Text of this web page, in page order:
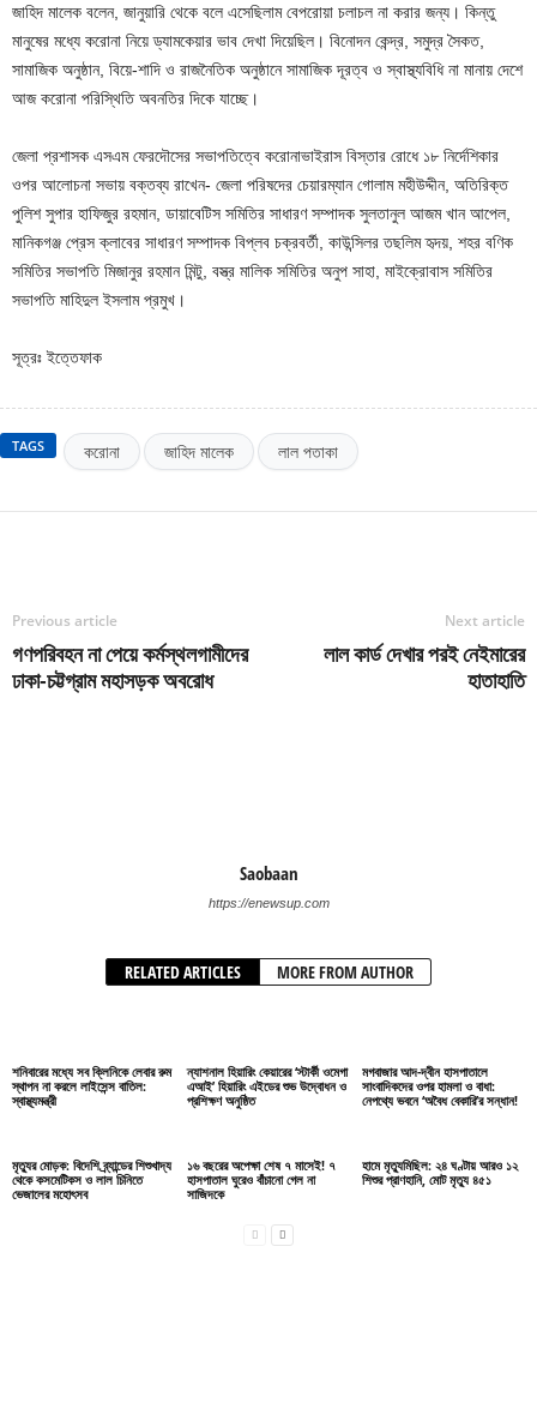
জাহিদ মালেক বলেন, জানুয়ারি থেকে বলে এসেছিলাম বেপরোয়া চলাচল না করার জন্য। কিন্তু
মানুষের মধ্যে করোনা নিয়ে ড্যামকেয়ার ভাব দেখা দিয়েছিল। বিনোদন কেন্দ্র, সমুদ্র সৈকত,
সামাজিক অনুষ্ঠান, বিয়ে-শাদি ও রাজনৈতিক অনুষ্ঠানে সামাজিক দূরত্ব ও স্বাস্থ্যবিধি না মানায় দেশে
আজ করোনা পরিস্থিতি অবনতির দিকে যাচ্ছে।
জেলা প্রশাসক এসএম ফেরদৌসের সভাপতিত্বে করোনাভাইরাস বিস্তার রোধে ১৮ নির্দেশিকার
ওপর আলোচনা সভায় বক্তব্য রাখেন- জেলা পরিষদের চেয়ারম্যান গোলাম মহীউদ্দীন, অতিরিক্ত
পুলিশ সুপার হাফিজুর রহমান, ডায়াবেটিস সমিতির সাধারণ সম্পাদক সুলতানুল আজম খান আপেল,
মানিকগঞ্জ প্রেস ক্লাবের সাধারণ সম্পাদক বিপ্লব চক্রবর্তী, কাউন্সিলর তছলিম হৃদয়, শহর বণিক
সমিতির সভাপতি মিজানুর রহমান মিন্টু, বস্ত্র মালিক সমিতির অনুপ সাহা, মাইক্রোবাস সমিতির
সভাপতি মাহিদুল ইসলাম প্রমুখ।
সূত্রঃ ইত্তেফাক
TAGS করোনা জাহিদ মালেক লাল পতাকা
Previous article
গণপরিবহন না পেয়ে কর্মস্থলগামীদের
ঢাকা-চট্টগ্রাম মহাসড়ক অবরোধ
Next article
লাল কার্ড দেখার পরই নেইমারের
হাতাহাতি
Saobaan
https://enewsup.com
RELATED ARTICLES MORE FROM AUTHOR
শনিবারের মধ্যে সব ক্লিনিকে লেবার রুম
স্থাপন না করলে লাইসেন্স বাতিল:
স্বাস্থ্যমন্ত্রী
ন্যাশনাল হিয়ারিং কেয়ারের ‘স্টার্কী ওমেগা
এআই’ হিয়ারিং এইডের শুভ উদ্বোধন ও
প্রশিক্ষণ অনুষ্ঠিত
মগবাজার আদ-দ্বীন হাসপাতালে
সাংবাদিকদের ওপর হামলা ও বাধা:
নেপথ্যে ভবনে ‘অবৈধ বেকারি’র সন্ধান!
মৃত্যুর মোড়ক: বিদেশি ব্র্যান্ডের শিশুখাদ্য
থেকে কসমেটিকস ও লাল চিনিতে
ভেজালের মহোৎসব
১৬ বছরের অপেক্ষা শেষ ৭ মাসেই! ৭
হাসপাতাল ঘুরেও বাঁচানো গেল না
সাজিদকে
হামে মৃত্যুমিছিল: ২৪ ঘণ্টায় আরও ১২
শিশুর প্রাণহানি, মোট মৃত্যু ৪৫১